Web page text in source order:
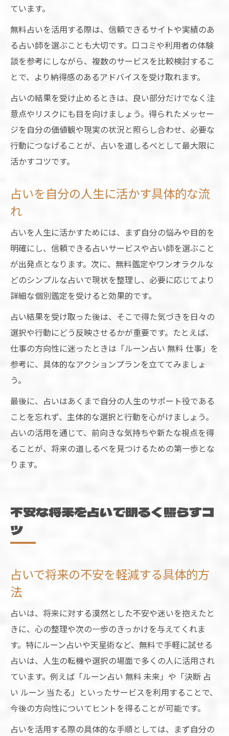
ています。
無料占いを活用する際は、信頼できるサイトや実績のあ
る占い師を選ぶことも大切です。口コミや利用者の体験
談を参考にしながら、複数のサービスを比較検討するこ
とで、より納得感のあるアドバイスを受け取れます。
占いの結果を受け止めるときは、良い部分だけでなく注
意点やリスクにも目を向けましょう。得られたメッセー
ジを自分の価値観や現実の状況と照らし合わせ、必要な
行動につなげることが、占いを道しるべとして最大限に
活かすコツです。
占いを自分の人生に活かす具体的な流
れ
占いを人生に活かすためには、まず自分の悩みや目的を
明確にし、信頼できる占いサービスや占い師を選ぶこと
が出発点となります。次に、無料鑑定やワンオラクルな
どのシンプルな占いで現状を整理し、必要に応じてより
詳細な個別鑑定を受けると効果的です。
占い結果を受け取った後は、そこで得た気づきを日々の
選択や行動にどう反映させるかが重要です。たとえば、
仕事の方向性に迷ったときは「ルーン占い 無料 仕事」を
参考に、具体的なアクションプランを立ててみましょ
う。
最後に、占いはあくまで自分の人生のサポート役である
ことを忘れず、主体的な選択と行動を心がけましょう。
占いの活用を通じて、前向きな気持ちや新たな視点を得
ることが、将来の道しるべを見つけるための第一歩とな
ります。
不安な将来を占いで明るく照らすコ
ツ
占いで将来の不安を軽減する具体的方
法
占いは、将来に対する漠然とした不安や迷いを抱えたと
きに、心の整理や次の一歩のきっかけを与えてくれま
す。特にルーン占いや天星術など、無料で手軽に試せる
占いは、人生の転機や選択の場面で多くの人に活用され
ています。例えば「ルーン占い 無料 未来」や「決断 占
い ルーン 当たる」といったサービスを利用することで、
今後の方向性についてヒントを得ることが可能です。
占いを活用する際の具体的な手順としては、まず自分の